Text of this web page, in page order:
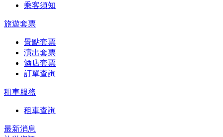
乘客須知
旅遊套票
景點套票
演出套票
酒店套票
訂單查詢
租車服務
租車查詢
最新消息